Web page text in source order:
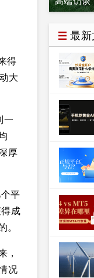
得
大
一
厚
平
成
，
况
最